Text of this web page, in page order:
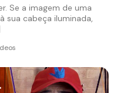
Se a imagem de uma
sua cabeça iluminada,